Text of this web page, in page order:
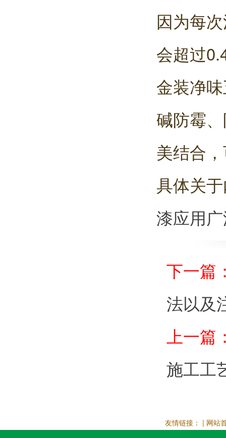
因为每
会超过
金装净
碱防霉
美结合
具体关
漆应用
下一篇
法以及
上一
施工工
友情链接： | 网站